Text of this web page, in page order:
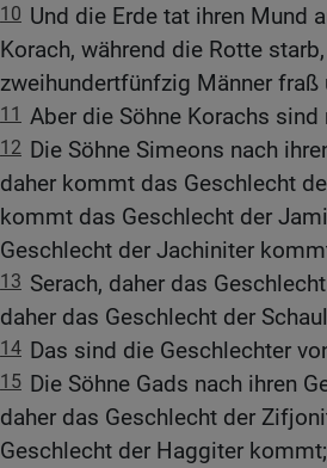
10 Und die Erde tat ihren Mund
Korach, während die Rotte
zweihundertfünfzig Männer
11 Aber die Söhne Korachs
12 Die Söhne Simeons nach
daher kommt das Geschlecht
kommt das Geschlecht der
Geschlecht der Jachiniter
13 Serach, daher das
daher das Geschlecht der
14 Das sind die Geschlechter
15 Die Söhne Gads nach ihren
daher das Geschlecht der
Geschlecht der Haggiter